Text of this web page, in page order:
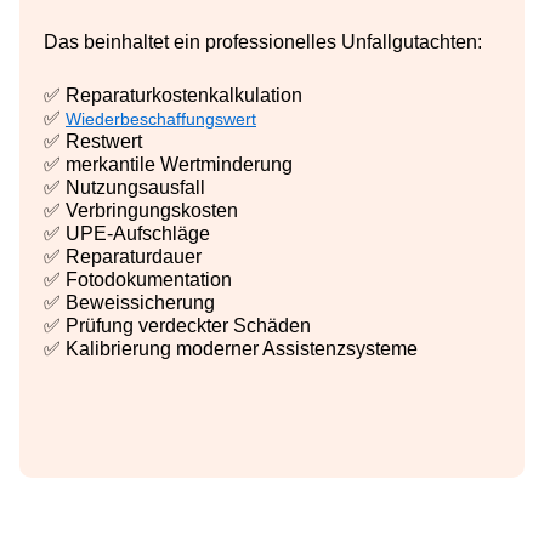
Das beinhaltet ein professionelles Unfallgutachten:
✅ Reparaturkostenkalkulation
✅ Wiederbeschaffungswert
✅ Restwert
✅ merkantile Wertminderung
✅ Nutzungsausfall
✅ Verbringungskosten
✅ UPE-Aufschläge
✅ Reparaturdauer
✅ Fotodokumentation
✅ Beweissicherung
✅ Prüfung verdeckter Schäden
✅ Kalibrierung moderner Assistenzsysteme